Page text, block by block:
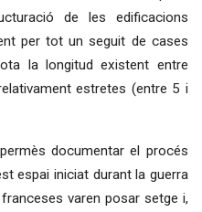
de les edificacions
per tot un seguit de cases
la longitud existent entre
estretes (entre 5 i
documentar el procés
espai iniciat durant la guerra
varen posar setge i,